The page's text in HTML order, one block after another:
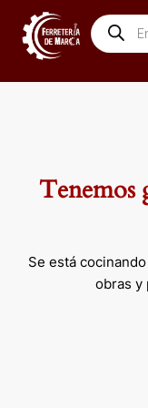
contenido
de
Tenemos
Se está
obras y